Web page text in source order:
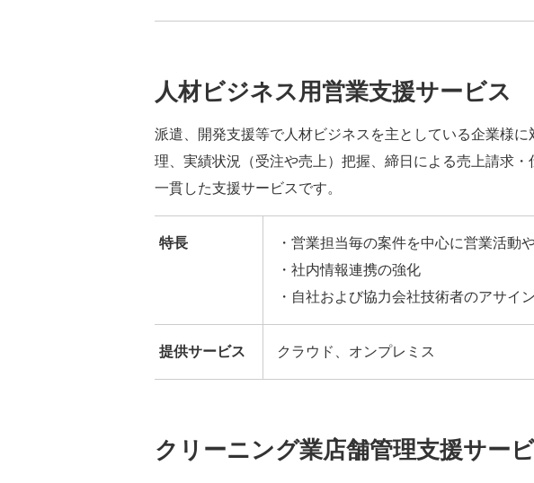
人材ビジネス用営業支援サービス
派遣、開発支援等で人材ビジネスを主としている企業様に
理、実績状況（受注や売上）把握、締日による売上請求
一貫した支援サービスです。
特長
・営業担当毎の案件を中心に営業活動
・社内情報連携の強化
・自社および協力会社技術者のアサイ
提供サービス クラウド、オンプレミス
クリーニング業店舗管理支援サー